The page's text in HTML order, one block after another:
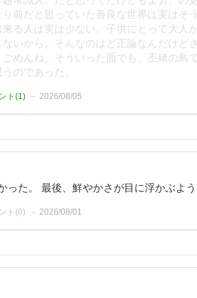
前だと思っていた善良な世界は実はそ
る人は実は少ない。子供にとって大人
いから。そんなのはど正論なんだけど
めんね。そういった面でも、丕緒の鳥
のであった。
ト(1) 2026/08/05
った。 最後、鮮やかさが目に浮かぶよう
ト(0) 2026/08/01